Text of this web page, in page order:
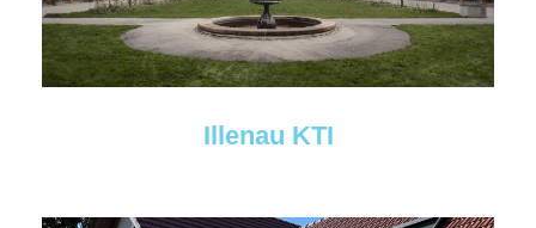
Illenau KTI